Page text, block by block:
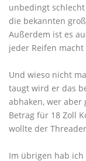
unbedingt
die bekannten
Außerdem ist es
jeder Reifen
Und wieso nicht
taugt wird er das
abhaken, wer
Betrag für 18 Zoll
wollte der
Im übrigen hab ich